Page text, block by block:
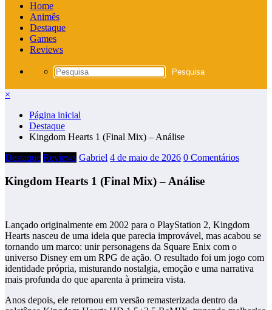
Home
Animês
Destaque
Games
Reviews
×
Página inicial
Destaque
Kingdom Hearts 1 (Final Mix) – Análise
Destaque Reviews Gabriel 4 de maio de 2026 0 Comentários
Kingdom Hearts 1 (Final Mix) – Análise
Lançado originalmente em 2002 para o PlayStation 2, Kingdom
Hearts nasceu de uma ideia que parecia improvável, mas acabou se
tornando um marco: unir personagens da Square Enix com o
universo Disney em um RPG de ação. O resultado foi um jogo com
identidade própria, misturando nostalgia, emoção e uma narrativa
mais profunda do que aparenta à primeira vista.
Anos depois, ele retornou em versão remasterizada dentro da